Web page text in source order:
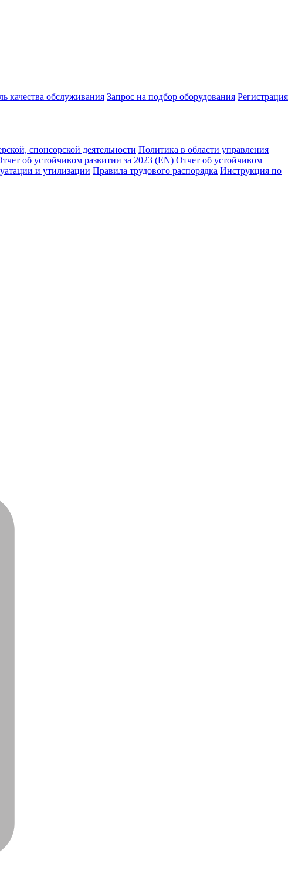
качества обслуживания Запрос на подбор оборудования Регистрация
спонсорской деятельности Политика в области управления
об устойчивом развитии за 2023 (EN) Отчет об устойчивом
и утилизации Правила трудового распорядка Инструкция по